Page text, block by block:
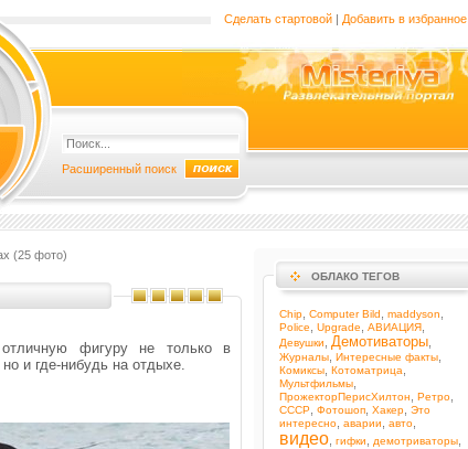
Сделать стартовой | Добавить в избранное
Расширенный поиск
(25 фото)
отличную фигуру не только в
и где-нибудь на отдыхе.
ОБЛАКО ТЕГОВ
Chip Computer Bild maddyson
Police Upgrade АВИАЦИЯ
Девушки Демотиваторы
Журналы Интересные факты
Комиксы Котоматрица
Мультфильмы
ПрожекторПерисХилтон Ретро
СССР Фотошоп Хакер Это
интересно аварии авто
видео гифки демотриваторы